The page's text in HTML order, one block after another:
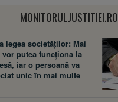
MONITORULJUSTITIEI.RO
legea societăţilor: Mai
putea funcţiona la
iar o persoană va
unic în mai multe